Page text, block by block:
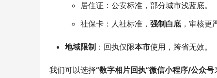
居住证：公安标准，部分城市浅蓝底。
社保卡：人社标准， 强制白底 ，审核更
地域限制 ：回执仅限本市使用，跨省无效。
我们可以选择“数字相片回执”微信小程序/公众号